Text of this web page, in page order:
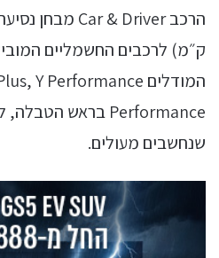
ק״מ) לרכבים החשמליים
שנחשבים מעולים.